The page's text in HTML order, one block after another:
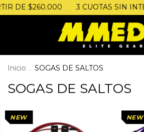
DE $260.000 3 CUOTAS SIN
Inicio . SOGAS DE SALTOS
SOGAS DE SALTOS
NEW NEW